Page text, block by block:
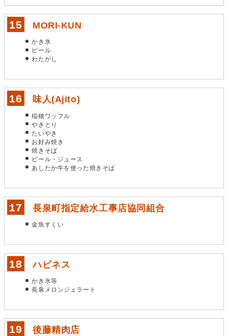
MORI-KUN
かき氷
ビール
わたがし
味人(Ajito)
稲穂ワッフル
やきとり
たいやき
お好み焼き
焼きそば
ビール・ジュース
あしたか牛を使った焼きそば
長泉町指定給水工事店協同組合
金魚すくい
ハピネス
かき氷等
長泉メロンジェラート
後藤精肉店